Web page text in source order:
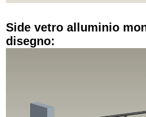
Side vetro alluminio
disegno: